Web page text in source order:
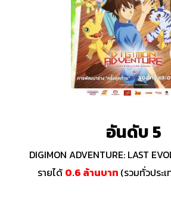
อันดับ 5
DIGIMON ADVENTURE: LAST
รายได้ 0.6 ล้านบาท (รวมทั่วประ